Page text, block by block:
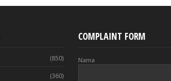
(850)
(360)
COMPLAINT FORM
Nama